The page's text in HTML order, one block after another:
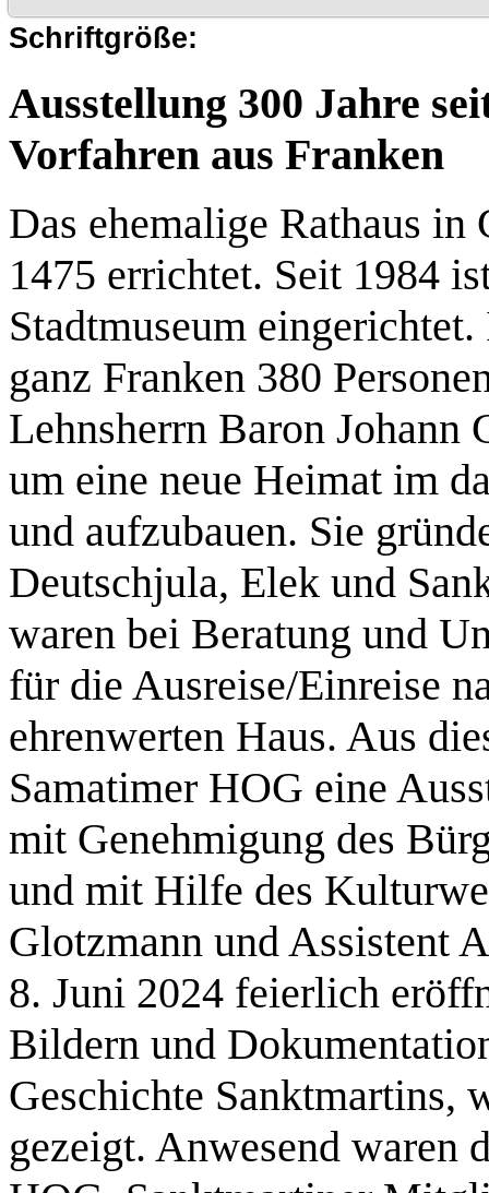
Schriftgröße:
Ausstellung 300 Jahre
Vorfahren aus Franken
Das ehemalige Rathaus
1475 errichtet. Seit 1984
Stadtmuseum
ganz Franken 380
Lehnsherrn Baron Johann
um eine neue Heimat im
und aufzubauen. Sie
Deutschjula, Elek und
waren bei Beratung und
für die Ausreise/Einreise
ehrenwerten Haus. Aus
Samatimer HOG eine
mit Genehmigung des
und mit Hilfe des
Glotzmann und Assistent
8. Juni 2024 feierlich
Bildern und
Geschichte Sanktmartins,
gezeigt. Anwesend waren